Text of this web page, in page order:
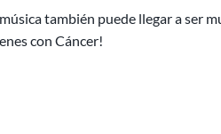
música también puede llegar a ser
con Cáncer!